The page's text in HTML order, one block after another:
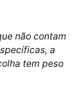
não contam
a
tem peso